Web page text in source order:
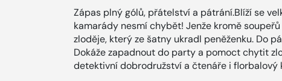
Zápas plný gólů, přátelství a pátrání.Blíží se
kamarády nesmí chybět! Jenže kromě
zloděje, který ze šatny ukradl peněženku. Do
Dokáže zapadnout do party a pomoct chytit
detektivní dobrodružství a čtenáře i florbalový